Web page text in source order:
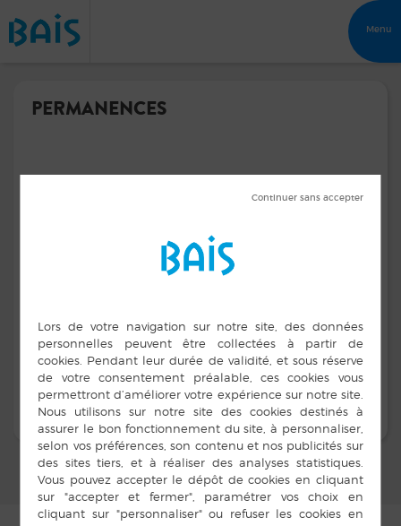
Menu
PERMANENCES
PERMANENCES DE L’ARCHITECTE
PERMANENCES ARCHITECTE